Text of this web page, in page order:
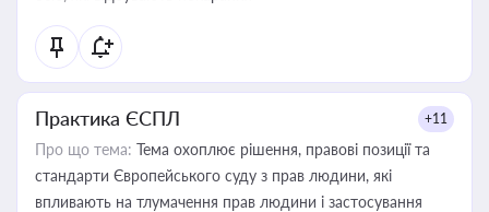
Практика ЄСПЛ +11
Про що тема: Тема охоплює рішення, правові позиції та
стандарти Європейського суду з прав людини, які
впливають на тлумачення прав людини і застосування